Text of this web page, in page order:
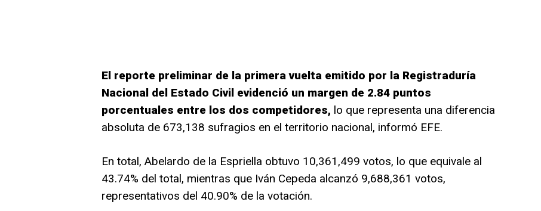
El reporte preliminar de la primera vuelta emitido por la Registraduría
Nacional del Estado Civil evidenció un margen de 2.84 puntos
porcentuales entre los dos competidores, lo que representa una diferencia
absoluta de 673,138 sufragios en el territorio nacional, informó EFE.
En total, Abelardo de la Espriella obtuvo 10,361,499 votos, lo que equivale al
43.74% del total, mientras que Iván Cepeda alcanzó 9,688,361 votos,
representativos del 40.90% de la votación.